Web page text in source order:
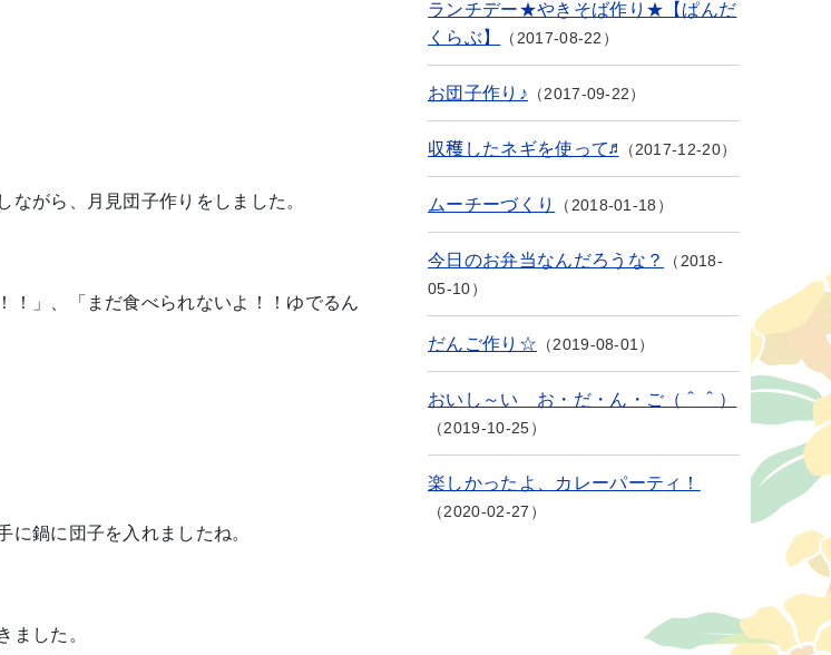
がら、月見団子作りをしました。
！」、「まだ食べられないよ！！ゆでるん
鍋に団子を入れましたね。
ました。
ランチデー★やきそば作り★【ぱんだ
くらぶ】
2017-08-22
お団子作り♪ 2017-09-22
収穫したネギを使って♬ 2017-12-20
ムーチーづくり 2018-01-18
今日のお弁当なんだろうな？
2018-
05-10
だんご作り☆ 2019-08-01
おいし～い お・だ・ん・ご（＾＾）
2019-10-25
楽しかったよ、カレーパーティ！
2020-02-27